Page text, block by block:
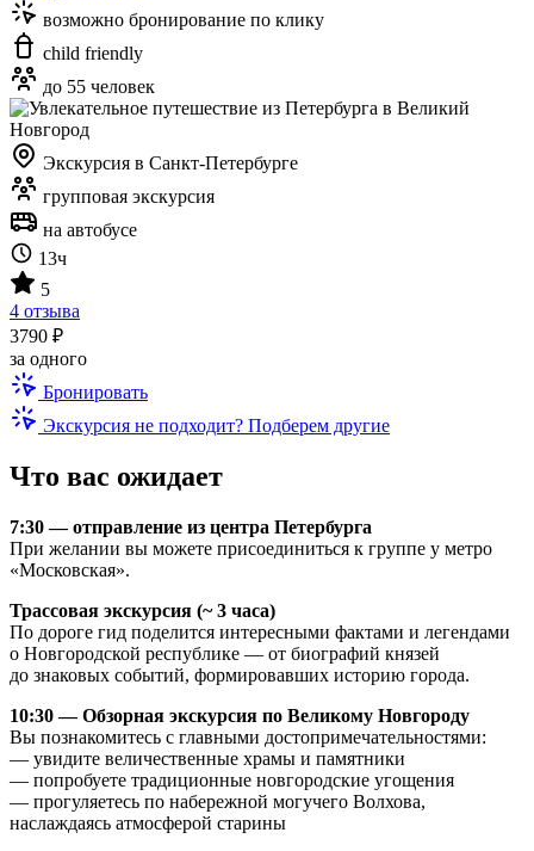
возможно бронирование по клику
child friendly
до 55 человек
Экскурсия в Санкт-Петербурге
групповая экскурсия
на автобусе
13ч
5
4 отзыва
3790 ₽
за одного
Бронировать
Экскурсия не подходит? Подберем другие
Что вас ожидает
7:30 — отправление из центра Петербурга
При желании вы можете присоединиться к группе у метро
«Московская».
Трассовая экскурсия (~ 3 часа)
По дороге гид поделится интересными фактами и легендами
о Новгородской республике — от биографий князей
до знаковых событий, формировавших историю города.
10:30 — Обзорная экскурсия по Великому Новгороду
Вы познакомитесь с главными достопримечательностями:
— увидите величественные храмы и памятники
— попробуете традиционные новгородские угощения
— прогуляетесь по набережной могучего Волхова,
наслаждаясь атмосферой старины